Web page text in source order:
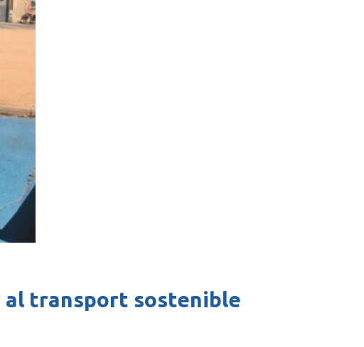
al transport sostenible